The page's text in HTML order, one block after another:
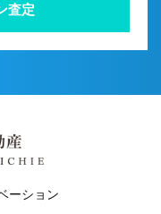
査定
ーション